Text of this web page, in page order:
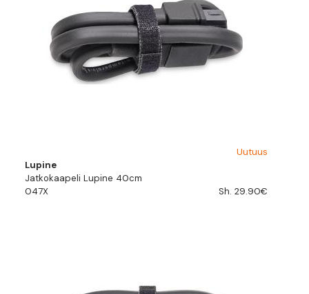
Uutuus
Lupine
Jatkokaapeli Lupine 40cm
047X
Sh. 29.90€